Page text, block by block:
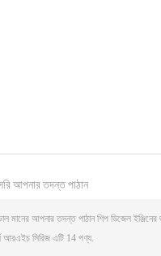
আপনার তদন্ত পাঠান